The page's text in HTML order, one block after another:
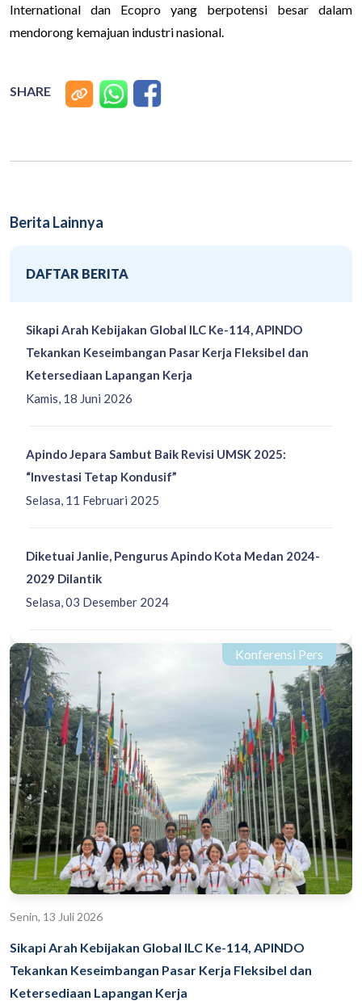
International dan Ecopro yang berpotensi besar dalam
mendorong kemajuan industri nasional.
SHARE
Berita Lainnya
DAFTAR BERITA
Kamis, 18 Juni 2026
Sikapi Arah Kebijakan Global ILC Ke-114, APINDO
Tekankan Keseimbangan Pasar Kerja Fleksibel dan
Ketersediaan Lapangan Kerja
Selasa, 11 Februari 2025
Apindo Jepara Sambut Baik Revisi UMSK 2025:
“Investasi Tetap Kondusif”
Selasa, 03 Desember 2024
Diketuai Janlie, Pengurus Apindo Kota Medan 2024-
2029 Dilantik
Konferensi Pers
Senin, 13 Juli 2026
Sikapi Arah Kebijakan Global ILC Ke-114, APINDO
Tekankan Keseimbangan Pasar Kerja Fleksibel dan
Ketersediaan Lapangan Kerja